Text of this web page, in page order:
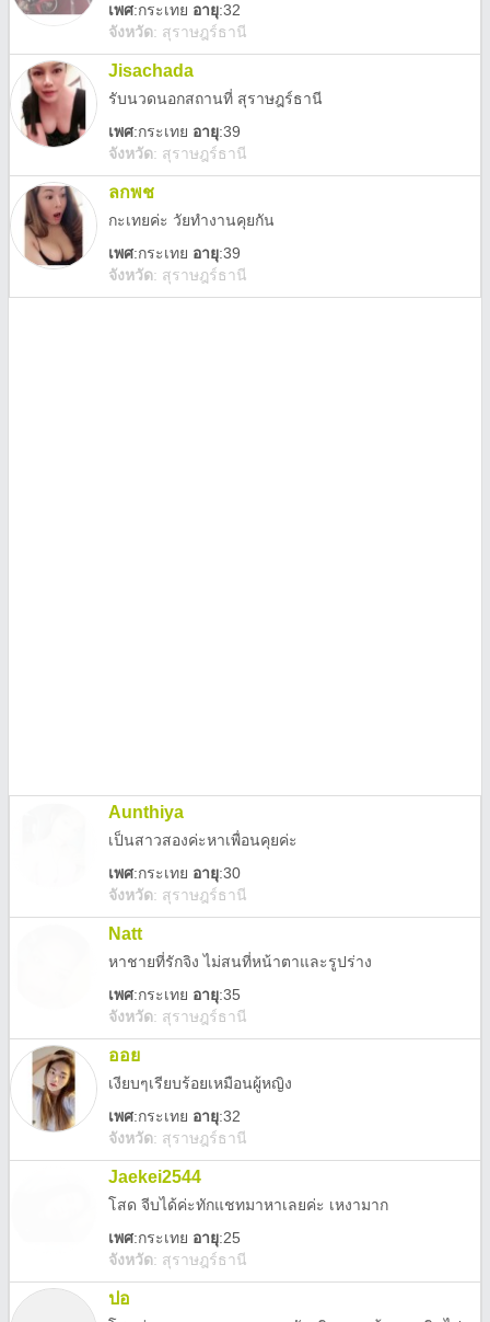
เพศ:กระเทย อายุ:32
จังหวัด: สุราษฎร์ธานี
Jisachada
รับนวดนอกสถานที่​ สุราษฎร์ธานี​
เพศ:กระเทย อายุ:39
จังหวัด: สุราษฎร์ธานี
ลกพช
กะเทยค่ะ วัยทำงานคุยกัน
เพศ:กระเทย อายุ:39
จังหวัด: สุราษฎร์ธานี
Aunthiya
เป็นสาวสองค่ะหาเพื่อนคุยค่ะ
เพศ:กระเทย อายุ:30
จังหวัด: สุราษฎร์ธานี
Natt
หาชายที่รักจิง ไม่สนที่หน้าตาและรูปร่าง
เพศ:กระเทย อายุ:35
จังหวัด: สุราษฎร์ธานี
ออย
เงียบๆเรียบร้อยเหมือนผู้หญิง
เพศ:กระเทย อายุ:32
จังหวัด: สุราษฎร์ธานี
Jaekei2544
โสด จีบได้ค่ะทักแชทมาหาเลยค่ะ เหงามาก
เพศ:กระเทย อายุ:25
จังหวัด: สุราษฎร์ธานี
ปอ